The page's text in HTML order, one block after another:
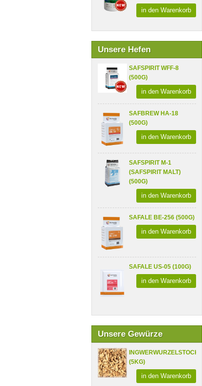
in den Warenkorb
Unsere Hefen
SAFSPIRIT WFF-8
(500G)
in den Warenkorb
SAFBREW HA-18
(500G)
in den Warenkorb
SAFSPIRIT M-1
(SAFSPIRIT MALT)
(500G)
in den Warenkorb
SAFALE BE-256 (500G)
in den Warenkorb
SAFALE US-05 (100G)
in den Warenkorb
Unsere Gewürze
INGWERWURZELSTOCK
(5KG)
in den Warenkorb